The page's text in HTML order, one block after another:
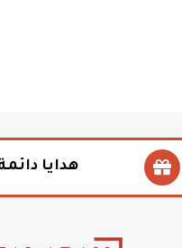
هدايا